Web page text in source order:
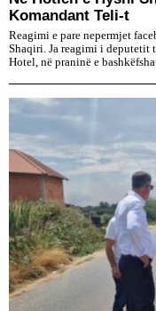
Komandant Teli-t
Reagimi e pare nepermjet
Shaqiri. Ja reagimi i deputetit
Hotel, në praninë e